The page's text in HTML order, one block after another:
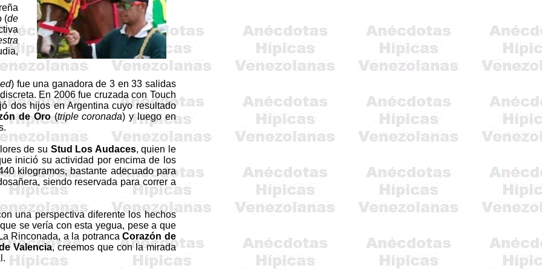
(de
) fue una ganadora de 3 en 33 salidas
En 2006 fue cruzada con Touch
dos hijos en Argentina cuyo resultado
de Oro(triple coronada) y luego en
de su Stud Los Audaces, quien le
inició su actividad por encima de los
kilogramos, bastante adecuado para
, siendo reservada para correr a
una perspectiva diferente los hechos
se vería con esta yegua, pese a que
Rinconada, a la potrancaCorazón de
Valencia, creemos que con la mirada